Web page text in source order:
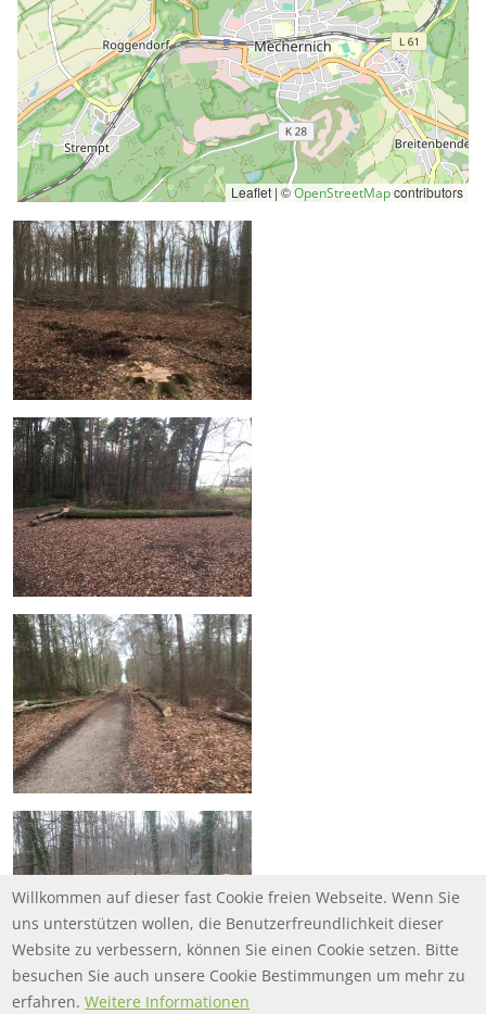
Leaflet | ©OpenStreetMapcontributors
Willkommen auf dieser fast Cookie freien Webseite. Wenn Sie
uns unterstützen wollen, die Benutzerfreundlichkeit dieser
Website zu verbessern, können Sie einen Cookie setzen. Bitte
besuchen Sie auch unsere Cookie Bestimmungen um mehr zu
erfahren. Weitere Informationen